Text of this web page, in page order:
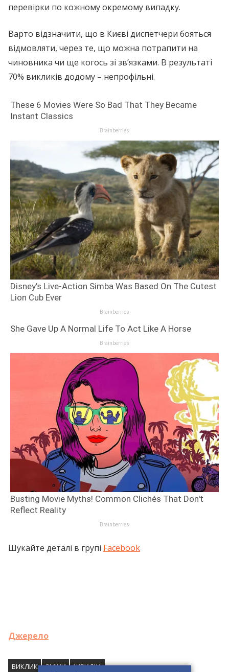
перевірки по кожному окремому випадку.
Варто відзначити, що в Києві диспетчери бояться
відмовляти, через те, що можна потрапити на
чиновника чи ще когось зі зв’язками. В результаті
70% викликів додому – непрофільні.
Шукайте деталі в групі Facebook
Джерело
ВИКЛИК ЗМІНИ ШВИДКА